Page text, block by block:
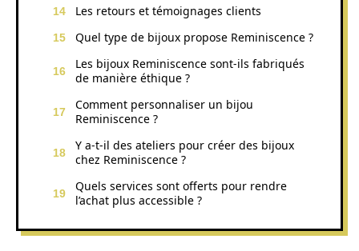
Les retours et témoignages clients
Quel type de bijoux propose Reminiscence ?
Les bijoux Reminiscence sont-ils fabriqués
de manière éthique ?
Comment personnaliser un bijou
Reminiscence ?
Y a-t-il des ateliers pour créer des bijoux
chez Reminiscence ?
Quels services sont offerts pour rendre
l’achat plus accessible ?